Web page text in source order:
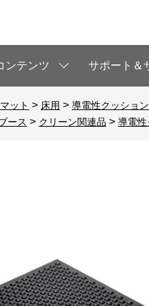
ンテンツ サポート＆
マット > 床用 > 導電性クッショ
ース > クリーン関連品 > 導電